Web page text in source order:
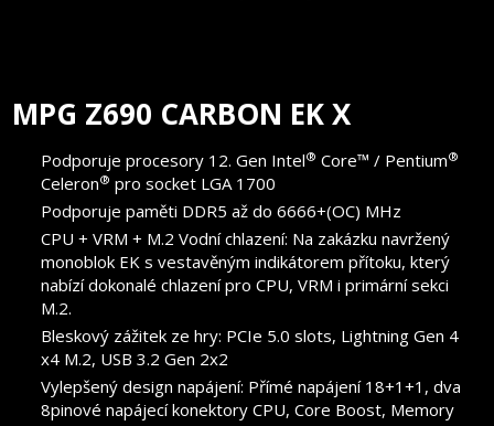
MPG Z690 CARBON EK X
Podporuje procesory 12. Gen Intel® Core™ / Pentium®
Celeron® pro socket LGA 1700
Podporuje paměti DDR5 až do 6666+(OC) MHz
CPU + VRM + M.2 Vodní chlazení: Na zakázku navržený
monoblok EK s vestavěným indikátorem přítoku, který
nabízí dokonalé chlazení pro CPU, VRM i primární sekci
M.2.
Bleskový zážitek ze hry: PCIe 5.0 slots, Lightning Gen 4
x4 M.2, USB 3.2 Gen 2x2
Vylepšený design napájení: Přímé napájení 18+1+1, dva
8pinové napájecí konektory CPU, Core Boost, Memory